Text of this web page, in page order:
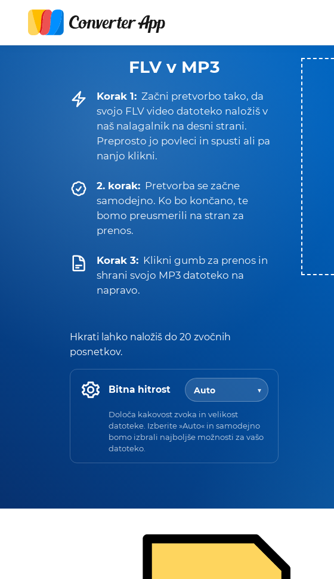
FLV v MP3
Korak 1: Začni pretvorbo tako, da
svojo FLV video datoteko naložiš v
naš nalagalnik na desni strani.
Preprosto jo povleci in spusti ali pa
nanjo klikni.
2. korak: Pretvorba se začne
samodejno. Ko bo končano, te
bomo preusmerili na stran za
prenos.
Korak 3: Klikni gumb za prenos in
shrani svojo MP3 datoteko na
napravo.
Hkrati lahko naložiš do 20 zvočnih
posnetkov.
Bitna hitrost
Določa kakovost zvoka in velikost
datoteke. Izberite »Auto« in samodejno
bomo izbrali najboljše možnosti za vašo
datoteko.